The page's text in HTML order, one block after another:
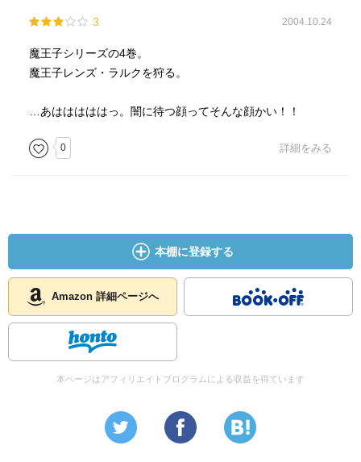
3 2004.10.24
魔王子シリーズの4巻。
魔王子レンズ・ラルクを狩る。
…あはははははっ。闇に待つ顔ってそんな顔かい！！
0 詳細をみる
本棚に登録する
Amazon 詳細ページへ
本ページはアフィリエイトプログラムによる収益を得ています